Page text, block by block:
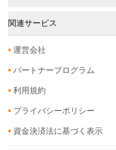
関連サービス
• 運営会社
• パートナープログラム
• 利用規約
• プライバシーポリシー
• 資金決済法に基づく表示